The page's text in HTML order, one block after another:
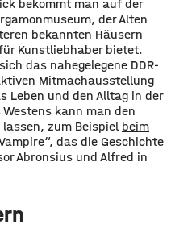
bekommt man auf der
der Alten
bekannten Häusern
Kunstliebhaber bietet.
das nahegelegene DDR-
Mitmachausstellung
Leben und den Alltag in der
kann man den
zum Beispiel beim
, das die Geschichte
Abronsius und Alfred in